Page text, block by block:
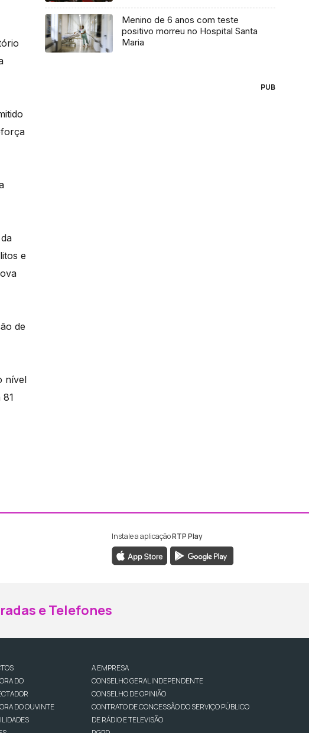
e
de
nível
Menino de 6 anos com teste
positivo morreu no Hospital Santa
Maria
PUB
Facebook da RTP Madeira
ao Instagram da RTP Madeira
Instale a aplicaçãoRTP Play
e Telefones
DO
DO OUVINTE
A EMPRESA
CONSELHO GERAL INDEPENDENTE
CONSELHO DE OPINIÃO
CONTRATO DE CONCESSÃO DO SERVIÇO PÚBLICO
DE RÁDIO E TELEVISÃO